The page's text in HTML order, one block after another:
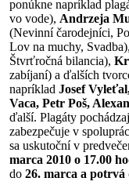
ponúkne napríklad
vo vode), Andrzeja
(Nevinní čarodejníci,
Lov na muchy,
Štvrťročná bilancia),
zabíjaní) a ďalších
napríklad Josef
Vaca, Petr Poš,
ďalší. Plagáty
zabezpečuje v
sa uskutoční v
marca 2010 o 17.00
do 26. marca a potrvá